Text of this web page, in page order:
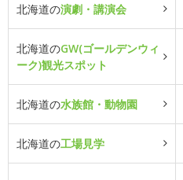
北海道の演劇・講演会
北海道のGW(ゴールデンウィ
ーク)観光スポット
北海道の水族館・動物園
北海道の工場見学